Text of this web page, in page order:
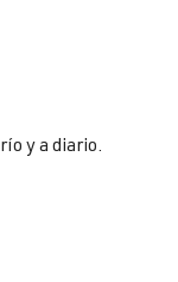
y a diario.